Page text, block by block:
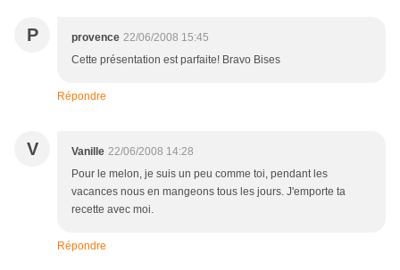
P provence 22/06/2008 15:45
Cette présentation est parfaite! Bravo Bises
Répondre
V Vanille 22/06/2008 14:28
Pour le melon, je suis un peu comme toi, pendant les
vacances nous en mangeons tous les jours. J'emporte ta
recette avec moi.
Répondre